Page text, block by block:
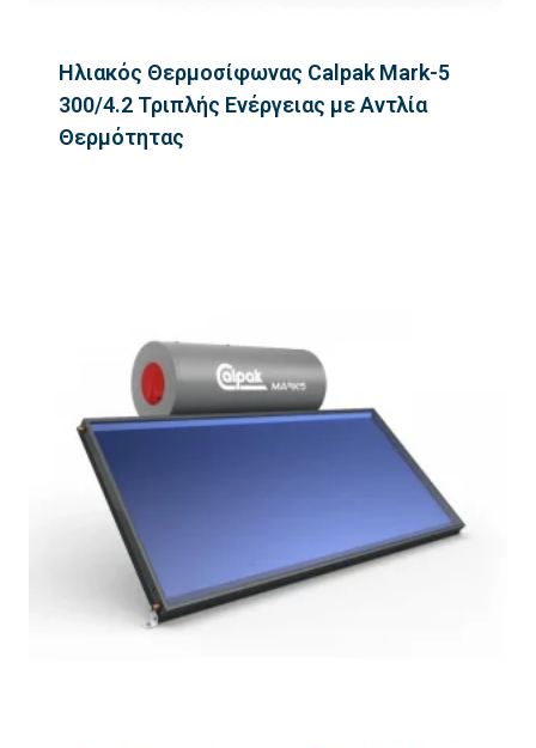
Ηλιακός Θερμοσίφωνας Calpak Mark-5
300/4.2 Τριπλής Ενέργειας με Αντλία
Θερμότητας